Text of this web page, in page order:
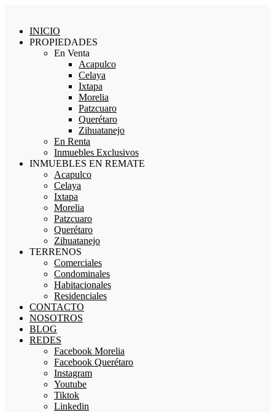
INICIO
PROPIEDADES
En Venta
Acapulco
Celaya
Ixtapa
Morelia
Patzcuaro
Querétaro
Zihuatanejo
En Renta
Inmuebles Exclusivos
INMUEBLES EN REMATE
Acapulco
Celaya
Ixtapa
Morelia
Patzcuaro
Querétaro
Zihuatanejo
TERRENOS
Comerciales
Condominales
Habitacionales
Residenciales
CONTACTO
NOSOTROS
BLOG
REDES
Facebook Morelia
Facebook Querétaro
Instagram
Youtube
Tiktok
Linkedin